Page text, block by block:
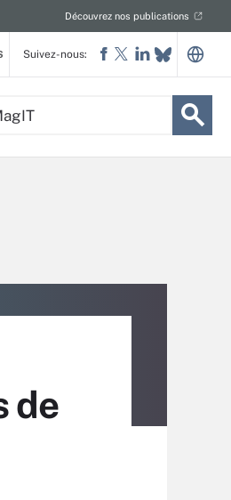
Découvrez nos publications
Suivez-nous:
de